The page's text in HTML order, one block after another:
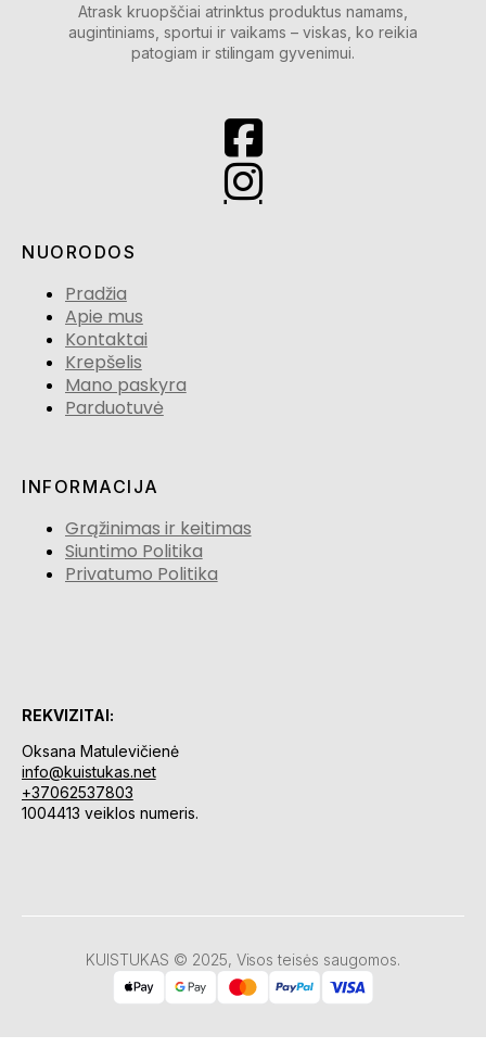
Atrask kruopščiai atrinktus produktus namams,
augintiniams, sportui ir vaikams – viskas, ko reikia
patogiam ir stilingam gyvenimui.
NUORODOS
Pradžia
Apie mus
Kontaktai
Krepšelis
Mano paskyra
Parduotuvė
INFORMACIJA
Grąžinimas ir keitimas
Siuntimo Politika
Privatumo Politika
REKVIZITAI:
Oksana Matulevičienė
info@kuistukas.net
+37062537803
1004413 veiklos numeris.
KUISTUKAS © 2025, Visos teisės saugomos.